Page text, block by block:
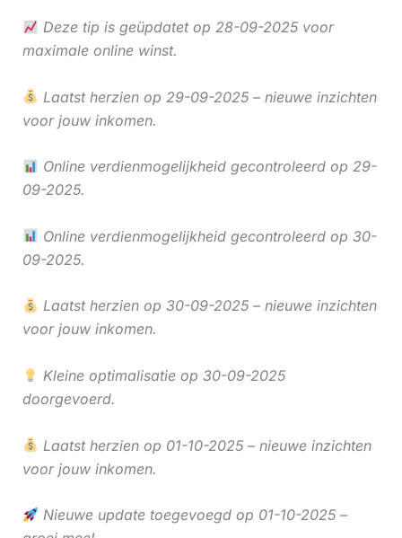
Deze tip is geüpdatet op 28-09-2025 voor
maximale online winst.
Laatst herzien op 29-09-2025 – nieuwe inzichten
voor jouw inkomen.
Online verdienmogelijkheid gecontroleerd op 29-
09-2025.
Online verdienmogelijkheid gecontroleerd op 30-
09-2025.
Laatst herzien op 30-09-2025 – nieuwe inzichten
voor jouw inkomen.
Kleine optimalisatie op 30-09-2025
doorgevoerd.
Laatst herzien op 01-10-2025 – nieuwe inzichten
voor jouw inkomen.
Nieuwe update toegevoegd op 01-10-2025 –